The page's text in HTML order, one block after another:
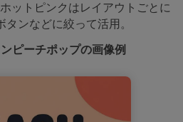
ットピンクはレイアウトごとに
ンなどに絞って活用。
ピーチポップの画像例